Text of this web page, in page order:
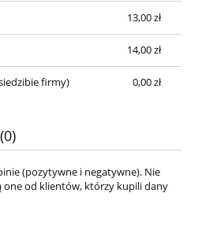
13,00 zł
14,00 zł
firmy) 0,00 zł
(pozytywne i negatywne). Nie
od klientów, którzy kupili dany